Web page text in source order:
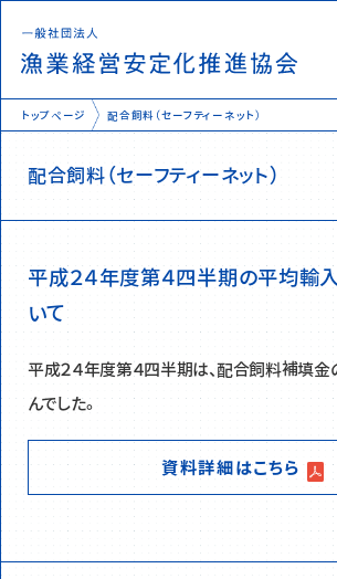
様式
業務情報
Q&A集
補填発動状況
KPI報告
トップページ 配合飼料（セーフティーネット）
配合飼料（セーフティーネット）
平成２４年度第４四半期の平均輸
いて
平成２４年度第４四半期は、配合飼料補填
んでした。
資料詳細はこちら